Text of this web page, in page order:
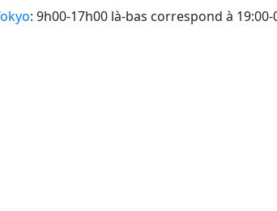
: 9h00-17h00 là-bas correspond à 19:00-